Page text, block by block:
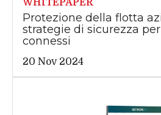
WHITEPAPER
Protezione della flotta
strategie di sicurezza
connessi
20 Nov 2024